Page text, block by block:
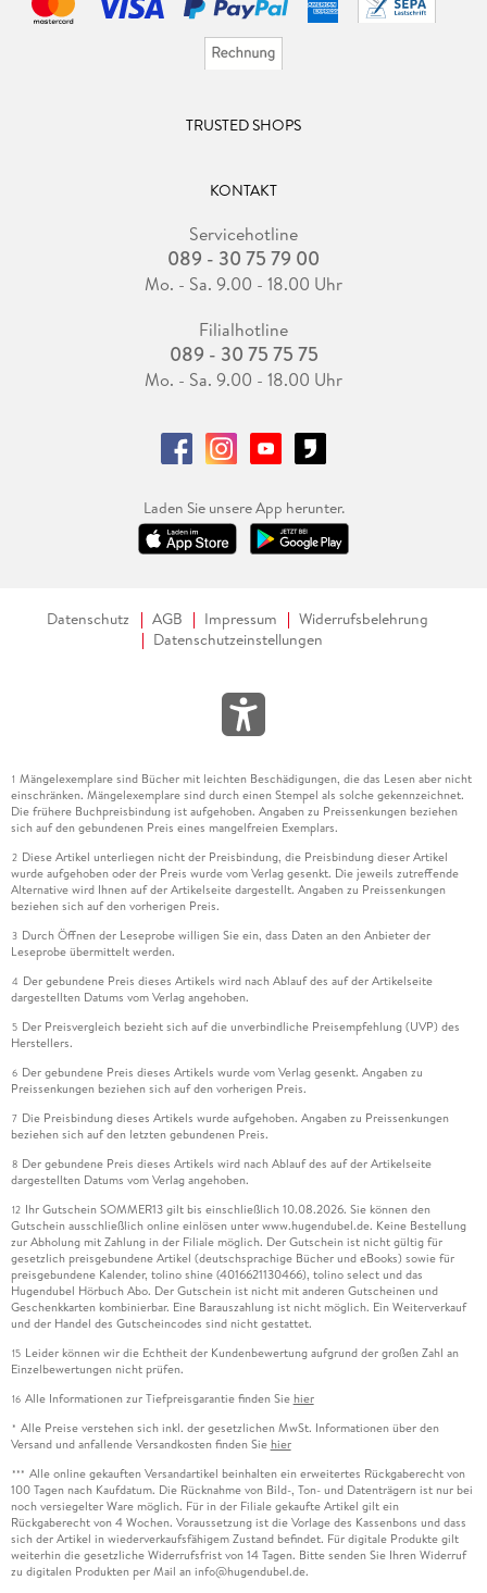
TRUSTED SHOPS
KONTAKT
Servicehotline
089 - 30 75 79 00
Mo. - Sa. 9.00 - 18.00 Uhr
Filialhotline
089 - 30 75 75 75
Mo. - Sa. 9.00 - 18.00 Uhr
Laden Sie unsere App herunter.
Datenschutz AGB Impressum
Widerrufsbelehrung
Datenschutzeinstellungen
1 Mängelexemplare sind Bücher mit leichten Beschädigungen, die das Lesen aber nicht
einschränken. Mängelexemplare sind durch einen Stempel als solche gekennzeichnet.
Die frühere Buchpreisbindung ist aufgehoben. Angaben zu Preissenkungen beziehen
sich auf den gebundenen Preis eines mangelfreien Exemplars.
2 Diese Artikel unterliegen nicht der Preisbindung, die Preisbindung dieser Artikel
wurde aufgehoben oder der Preis wurde vom Verlag gesenkt. Die jeweils zutreffende
Alternative wird Ihnen auf der Artikelseite dargestellt. Angaben zu Preissenkungen
beziehen sich auf den vorherigen Preis.
3 Durch Öffnen der Leseprobe willigen Sie ein, dass Daten an den Anbieter der
Leseprobe übermittelt werden.
4 Der gebundene Preis dieses Artikels wird nach Ablauf des auf der Artikelseite
dargestellten Datums vom Verlag angehoben.
5 Der Preisvergleich bezieht sich auf die unverbindliche Preisempfehlung (UVP) des
Herstellers.
6 Der gebundene Preis dieses Artikels wurde vom Verlag gesenkt. Angaben zu
Preissenkungen beziehen sich auf den vorherigen Preis.
7 Die Preisbindung dieses Artikels wurde aufgehoben. Angaben zu Preissenkungen
beziehen sich auf den letzten gebundenen Preis.
8 Der gebundene Preis dieses Artikels wird nach Ablauf des auf der Artikelseite
dargestellten Datums vom Verlag angehoben.
12 Ihr Gutschein SOMMER13 gilt bis einschließlich 10.08.2026. Sie können den
Gutschein ausschließlich online einlösen unter www.hugendubel.de. Keine Bestellung
zur Abholung mit Zahlung in der Filiale möglich. Der Gutschein ist nicht gültig für
gesetzlich preisgebundene Artikel (deutschsprachige Bücher und eBooks) sowie für
preisgebundene Kalender, tolino shine (4016621130466), tolino select und das
Hugendubel Hörbuch Abo. Der Gutschein ist nicht mit anderen Gutscheinen und
Geschenkkarten kombinierbar. Eine Barauszahlung ist nicht möglich. Ein Weiterverkauf
und der Handel des Gutscheincodes sind nicht gestattet.
15 Leider können wir die Echtheit der Kundenbewertung aufgrund der großen Zahl an
Einzelbewertungen nicht prüfen.
16 Alle Informationen zur Tiefpreisgarantie finden Sie hier
* Alle Preise verstehen sich inkl. der gesetzlichen MwSt. Informationen über den
Versand und anfallende Versandkosten finden Sie hier
*** Alle online gekauften Versandartikel beinhalten ein erweitertes Rückgaberecht von
100 Tagen nach Kaufdatum. Die Rücknahme von Bild-, Ton- und Datenträgern ist nur bei
noch versiegelter Ware möglich. Für in der Filiale gekaufte Artikel gilt ein
Rückgaberecht von 4 Wochen. Voraussetzung ist die Vorlage des Kassenbons und dass
sich der Artikel in wiederverkaufsfähigem Zustand befindet. Für digitale Produkte gilt
weiterhin die gesetzliche Widerrufsfrist von 14 Tagen. Bitte senden Sie Ihren Widerruf
zu digitalen Produkten per Mail an info@hugendubel.de.